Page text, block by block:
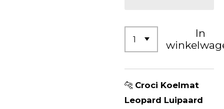
In
🐆 Croci Koelmat
Leopard Luipaard